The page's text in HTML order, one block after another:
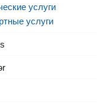
услуги
услуги